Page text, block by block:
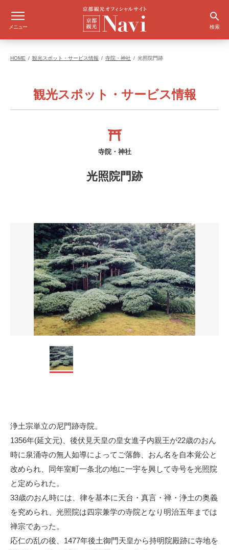
メニュー 検索
HOME 観光スポット・サービス情報 寺院・神社 光照院門跡
観光スポット・サービス情報
寺院・神社
光照院門跡
浄土宗単立の尼門跡寺院。
1356年(延文元)、後伏見天皇の皇女進子内親王が22歳のおん
時に泉涌寺の無人如導によってご落飾、おん名を自本覚公と
改められ、同年室町一条北の地に一宇を興して寺号を光照院
と定められた。
33歳のおん時には、律を基本に天台・真言・禅・浄土の奥義
を究められ、光照院は四宗兼学の寺院となり明治五年までは
禅宗であった。
応仁の乱の後、1477年後土御門天皇から持明院殿跡に寺地を